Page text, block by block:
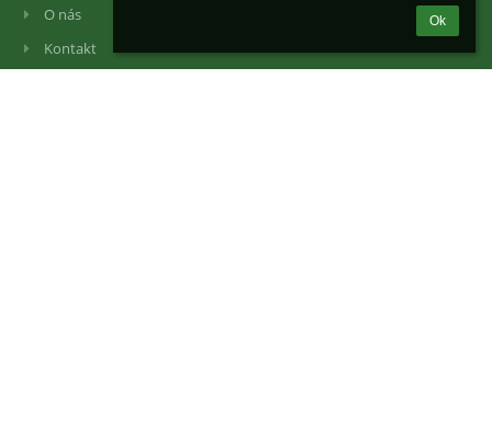
Ok
O nás
Kontakt